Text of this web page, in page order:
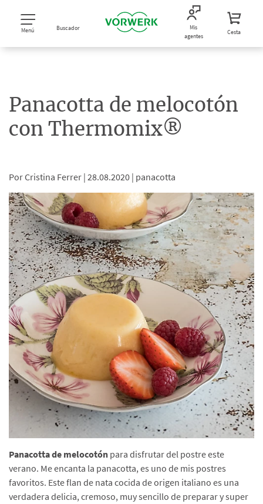
Menú Buscador
Mis
agentes
Cesta
Panacotta de melocotón
con Thermomix®
Por Cristina Ferrer | 28.08.2020 | panacotta
Panacotta de melocotón para disfrutar del postre este
verano. Me encanta la panacotta, es uno de mis postres
favoritos. Este flan de nata cocida de origen italiano es una
verdadera delicia, cremoso, muy sencillo de preparar y super